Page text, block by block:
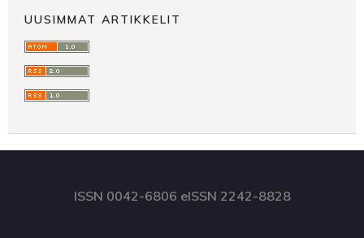
UUSIMMAT ARTIKKELIT
ISSN 0042-6806 eISSN 2242-8828